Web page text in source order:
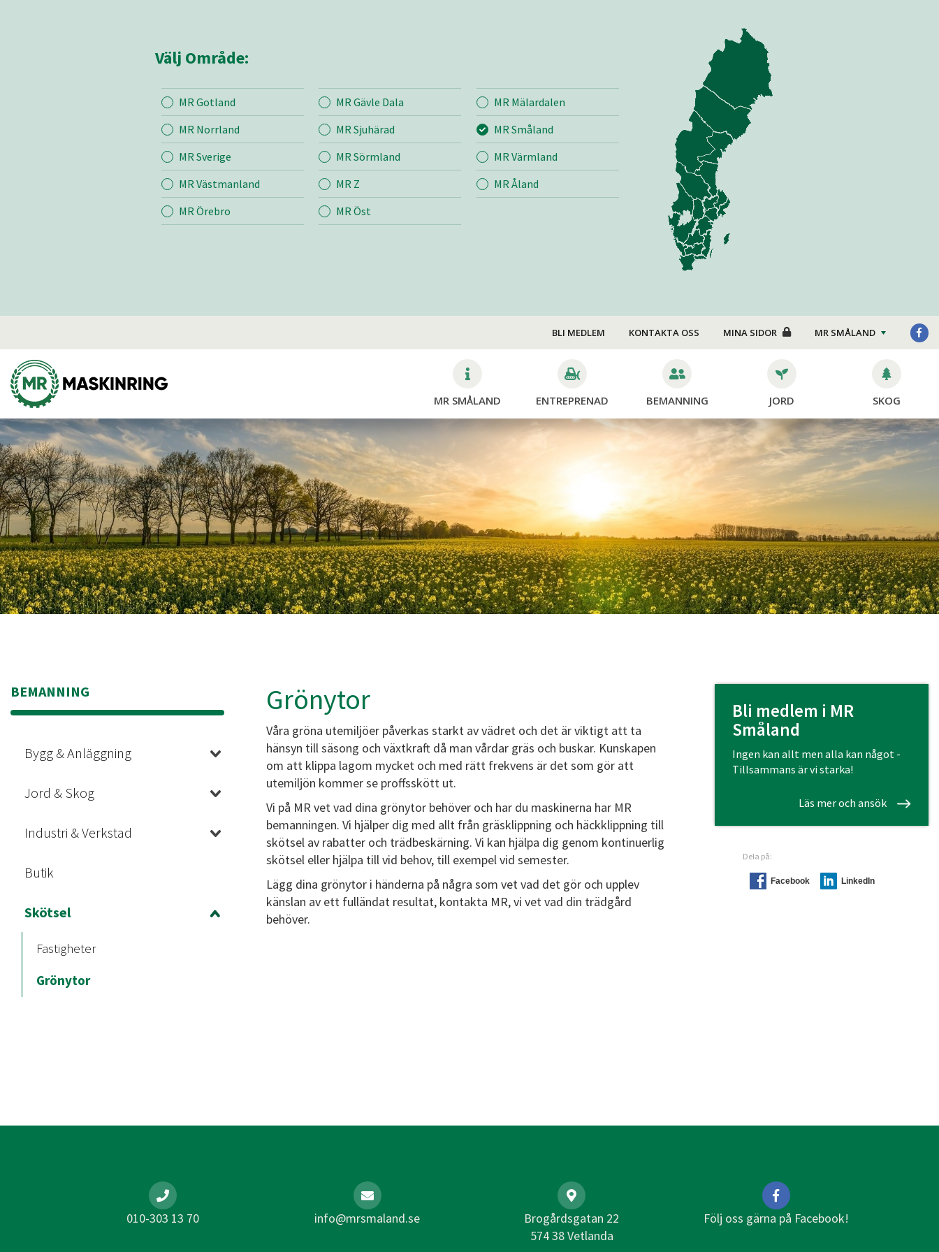
Mina sidor MR Småland
Bli medlem
Entreprenad
Mina sidor
Snö & Sand
Gravstenssäkring
Bemanning
Bygg & Anläggning
Industri & Verkstad
Jord
Foder/strö
Stängsel
Skötsel
Skog
Mina sidor
Avverkning
Dikning
Plantering
Röjning
Skotning
Välj Område:
MR Gotland MR Gävle Dala
MR Mälardalen
MR Norrland
MR Sjuhärad
MR Småland
MR Sverige
MR Sörmland
MR Värmland
MR Västmanland
MR Z
MR Åland
MR Örebro
MR Öst
BLI MEDLEM KONTAKTA OSS MINA SIDOR MR SMÅLAND
MR SMÅLAND ENTREPRENAD BEMANNING JORD SKOG
BEMANNING
Bygg & Anläggning
Jord & Skog
Industri & Verkstad
Butik
Skötsel
Fastigheter
Grönytor
Grönytor
Våra gröna utemiljöer påverkas starkt av vädret och det är viktigt att ta
hänsyn till säsong och växtkraft då man vårdar gräs och buskar. Kunskapen
om att klippa lagom mycket och med rätt frekvens är det som gör att
utemiljön kommer se proffsskött ut.
Vi på MR vet vad dina grönytor behöver och har du maskinerna har MR
bemanningen. Vi hjälper dig med allt från gräsklippning och häckklippning till
skötsel av rabatter och trädbeskärning. Vi kan hjälpa dig genom kontinuerlig
skötsel eller hjälpa till vid behov, till exempel vid semester.
Lägg dina grönytor i händerna på några som vet vad det gör och upplev
känslan av ett fulländat resultat, kontakta MR, vi vet vad din trädgård
behöver.
Bli medlem i MR
Småland
Ingen kan allt men alla kan något -
Tillsammans är vi starka!
Läs mer och ansök
Dela på:
Facebook LinkedIn
010-303 13 70 info@mrsmaland.se
Brogårdsgatan 22
574 38 Vetlanda
Följ oss gärna på Facebook!